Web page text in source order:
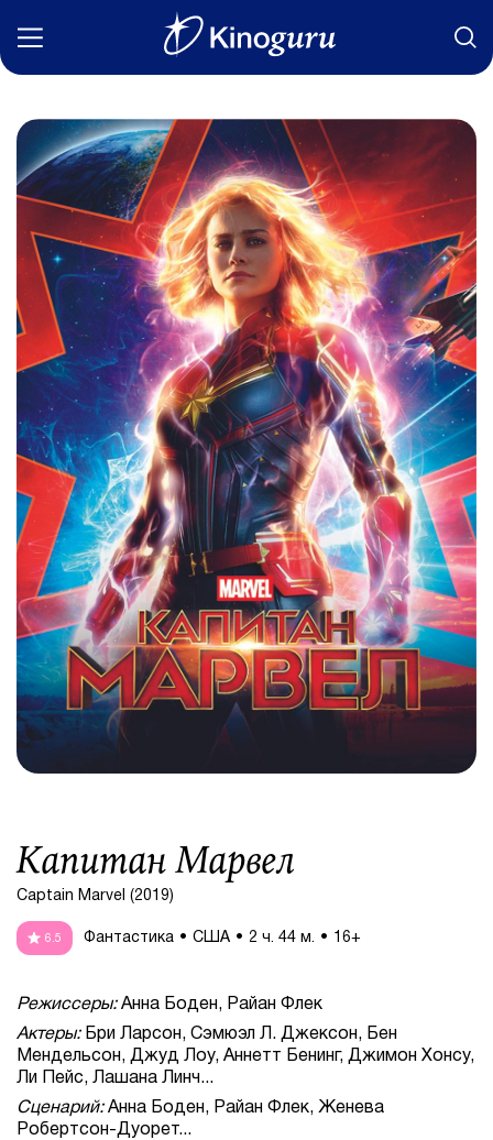
Фильмы
Статьи
Сериалы
Новости
Подборки
Рецензии
О нас
Авторы
Капитан Марвел
Captain Marvel (2019)
6.5 Фантастика США 2 ч. 44 м. 16+
Режиссеры:Анна Боден, Райан Флек
Актеры:Бри Ларсон, Сэмюэл Л. Джексон, Бен
Мендельсон, Джуд Лоу, Аннетт Бенинг, Джимон Хонсу,
Ли Пейс, Лашана Линч...
Сценарий:Анна Боден, Райан Флек, Женева
Робертсон-Дуорет...